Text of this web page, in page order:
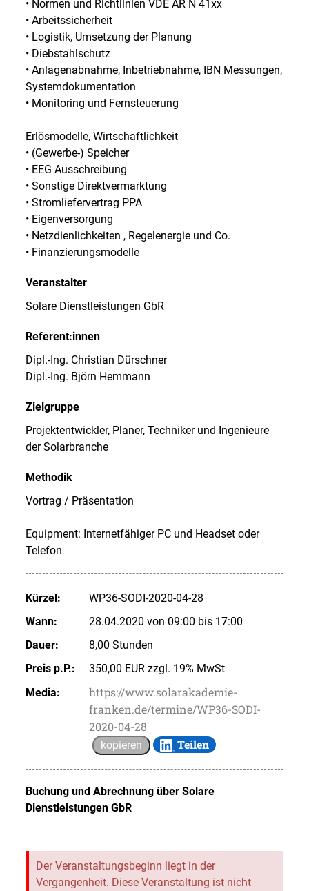
• Normen und Richtlinien VDE AR N 41xx
• Arbeitssicherheit
• Logistik, Umsetzung der Planung
• Diebstahlschutz
• Anlagenabnahme, Inbetriebnahme, IBN Messungen,
Systemdokumentation
• Monitoring und Fernsteuerung
Erlösmodelle, Wirtschaftlichkeit
• (Gewerbe-) Speicher
• EEG Ausschreibung
• Sonstige Direktvermarktung
• Stromliefervertrag PPA
• Eigenversorgung
• Netzdienlichkeiten , Regelenergie und Co.
• Finanzierungsmodelle
Veranstalter
Solare Dienstleistungen GbR
Referent:innen
Dipl.-Ing. Christian Dürschner
Dipl.-Ing. Björn Hemmann
Zielgruppe
Projektentwickler, Planer, Techniker und Ingenieure
der Solarbranche
Methodik
Vortrag / Präsentation
Equipment: Internetfähiger PC und Headset oder
Telefon
Kürzel:
WP36-SODI-2020-04-28
Wann:
28.04.2020 von 09:00 bis 17:00
Dauer:
8,00 Stunden
Preis p.P.:
350,00 EUR zzgl. 19% MwSt
Media:
https://www.solarakademie-
franken.de/termine/WP36-SODI-
2020-04-28
kopieren Teilen
Buchung und Abrechnung über Solare
Dienstleistungen GbR
Der Veranstaltungsbeginn liegt in der
Vergangenheit. Diese Veranstaltung ist nicht